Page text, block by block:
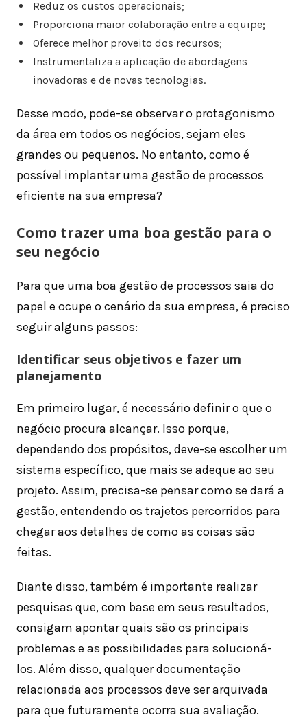
Reduz os custos operacionais;
Proporciona maior colaboração entre a equipe;
Oferece melhor proveito dos recursos;
Instrumentaliza a aplicação de abordagens
inovadoras e de novas tecnologias.
Desse modo, pode-se observar o protagonismo
da área em todos os negócios, sejam eles
grandes ou pequenos. No entanto, como é
possível implantar uma gestão de processos
eficiente na sua empresa?
Como trazer uma boa gestão para o
seu negócio
Para que uma boa gestão de processos saia do
papel e ocupe o cenário da sua empresa, é preciso
seguir alguns passos:
Identificar seus objetivos e fazer um
planejamento
Em primeiro lugar, é necessário definir o que o
negócio procura alcançar. Isso porque,
dependendo dos propósitos, deve-se escolher um
sistema específico, que mais se adeque ao seu
projeto. Assim, precisa-se pensar como se dará a
gestão, entendendo os trajetos percorridos para
chegar aos detalhes de como as coisas são
feitas.
Diante disso, também é importante realizar
pesquisas que, com base em seus resultados,
consigam apontar quais são os principais
problemas e as possibilidades para solucioná-
los. Além disso, qualquer documentação
relacionada aos processos deve ser arquivada
para que futuramente ocorra sua avaliação.